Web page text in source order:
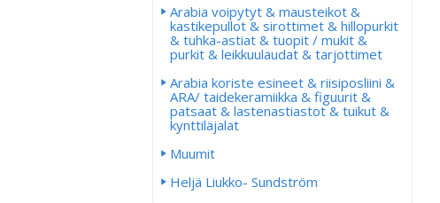
Arabia voipytyt & mausteikot &
kastikepullot & sirottimet & hillopurkit
& tuhka-astiat & tuopit / mukit &
purkit & leikkuulaudat & tarjottimet
Arabia koriste esineet & riisiposliini &
ARA/ taidekeramiikka & figuurit &
patsaat & lastenastiastot & tuikut &
kynttiläjalat
Muumit
Heljä Liukko- Sundström